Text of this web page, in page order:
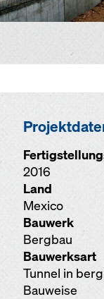
2016
Land
Mexico
Bauwerk
Bergbau
Bauwerksart
Tunnel in
Bauweise